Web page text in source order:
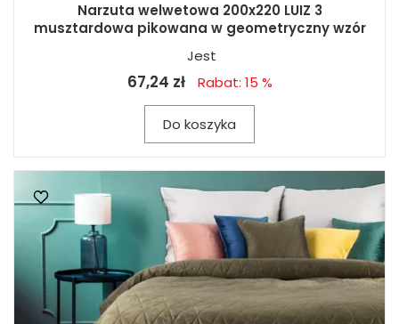
Narzuta welwetowa 200x220 LUIZ 3
musztardowa pikowana w geometryczny wzór
Jest
67,24 zł Rabat: 15 %
Do koszyka